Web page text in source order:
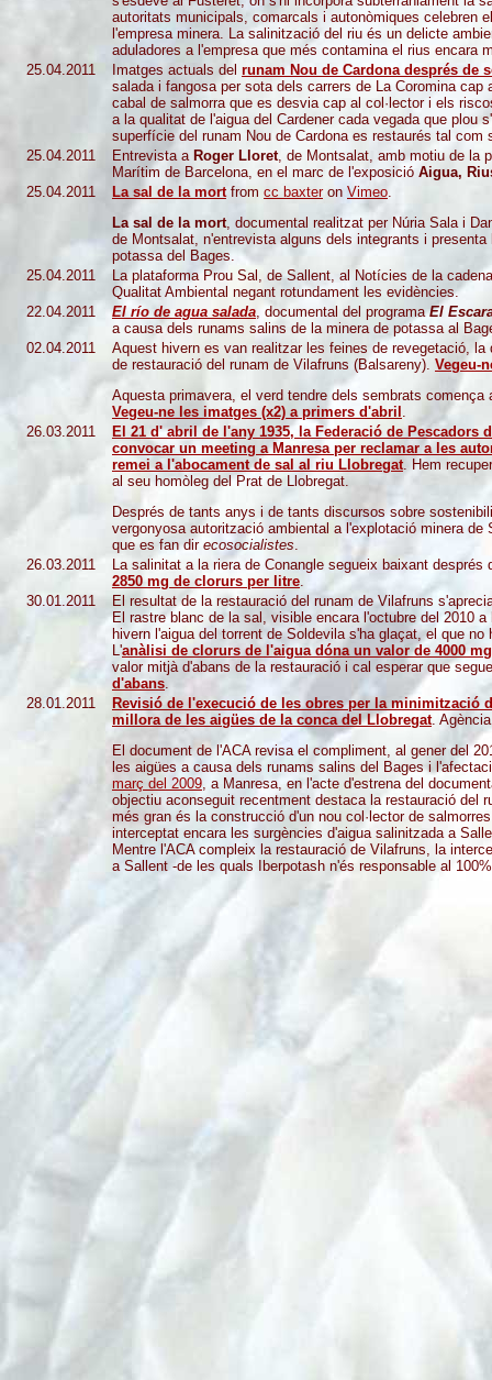
autoritats municipals, comarcals i autonòmiques celebren
l'empresa minera. La salinització del riu és un delicte
aduladores a l'empresa que més contamina el rius encara
25.04.2011
Imatges actuals del runam Nou de Cardona després de
salada i fangosa per sota dels carrers de La Coromina
cabal de salmorra que es desvia cap al col·lector i els
a la qualitat de l'aigua del Cardener cada vegada que plou
superfície del runam Nou de Cardona es restaurés tal com
25.04.2011
Entrevista a Roger Lloret, de Montsalat, amb motiu de la
Marítim de Barcelona, en el marc de l'exposició Aigua,
25.04.2011
La sal de la mortfrom cc baxteron Vimeo.
La sal de la mort, documental realitzat per Núria Sala i
de Montsalat, n'entrevista alguns dels integrants i
potassa del Bages.
25.04.2011
La plataforma Prou Sal, de Sallent, al Notícies de la
Qualitat Ambiental negant rotundament les evidències.
22.04.2011
El río de agua salada, documental del programaEl
a causa dels runams salins de la minera de potassa al
02.04.2011
Aquest hivern es van realitzar les feines de revegetació,
de restauració del runam de Vilafruns (Balsareny). Vegeu-
Aquesta primavera, el verd tendre dels sembrats
Vegeu-ne les imatges (x2) a primers d'abril .
26.03.2011
El 21 d' abril de l'any 1935, la Federació de
convocar un meeting a Manresa per reclamar a les
remei a l'abocament de sal al riu Llobregat. Hem
al seu homòleg del Prat de Llobregat.
Després de tants anys i de tants discursos sobre
vergonyosa autorització ambiental a l'explotació minera
que es fan dir ecosocialistes.
26.03.2011
La salinitat a la riera de Conangle segueix baixant
2850 mg de clorurs per litre.
30.01.2011
El resultat de la restauració del runam de Vilafruns
El rastre blanc de la sal, visible encara l'octubre del 2010
hivern l'aigua del torrent de Soldevila s'ha glaçat, el que
L'anàlisi de clorurs de l'aigua dóna un valor de 4000
valor mitjà d'abans de la restauració i cal esperar que
d'abans.
28.01.2011
Revisió de l'execució de les obres per la minimització
millora de les aigües de la conca del Llobregat.
El document de l'ACA revisa el compliment, al gener del
les aigües a causa dels runams salins del Bages i
març del 2009, a Manresa, en l'acte d'estrena del
objectiu aconseguit recentment destaca la restauració del
més gran és la construcció d'un nou col·lector de
interceptat encara les surgències d'aigua salinitzada a
Mentre l'ACA compleix la restauració de Vilafruns, la
a Sallent -de les quals Iberpotash n'és responsable al